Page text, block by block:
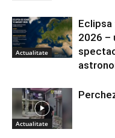
Actualitate
2026 –
Actualitate